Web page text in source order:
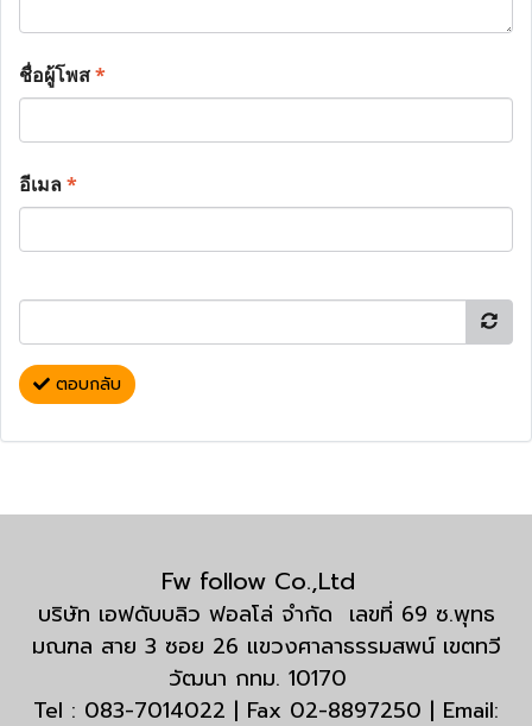
ชื่อผู้โพส*
อีเมล*
ตอบกลับ
Fw follow Co.,Ltd
บริษัท เอฟดับบลิว ฟอลโล่ จำกัด เลขที่ 69 ซ.พุทธ
มณฑล สาย 3 ซอย 26 แขวงศาลาธรรมสพน์ เขตทวี
วัฒนา กทม. 10170
Tel : 083-7014022 | Fax 02-8897250 | Email: